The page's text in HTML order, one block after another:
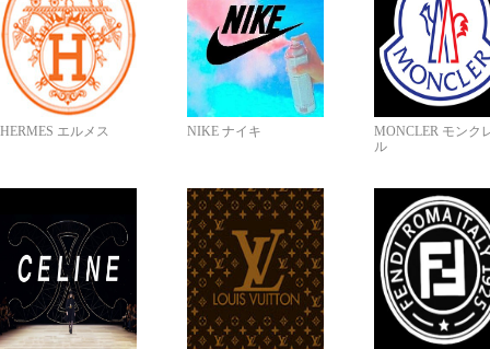
HERMES エルメス NIKE ナイキ
MONCLER モンク
ル